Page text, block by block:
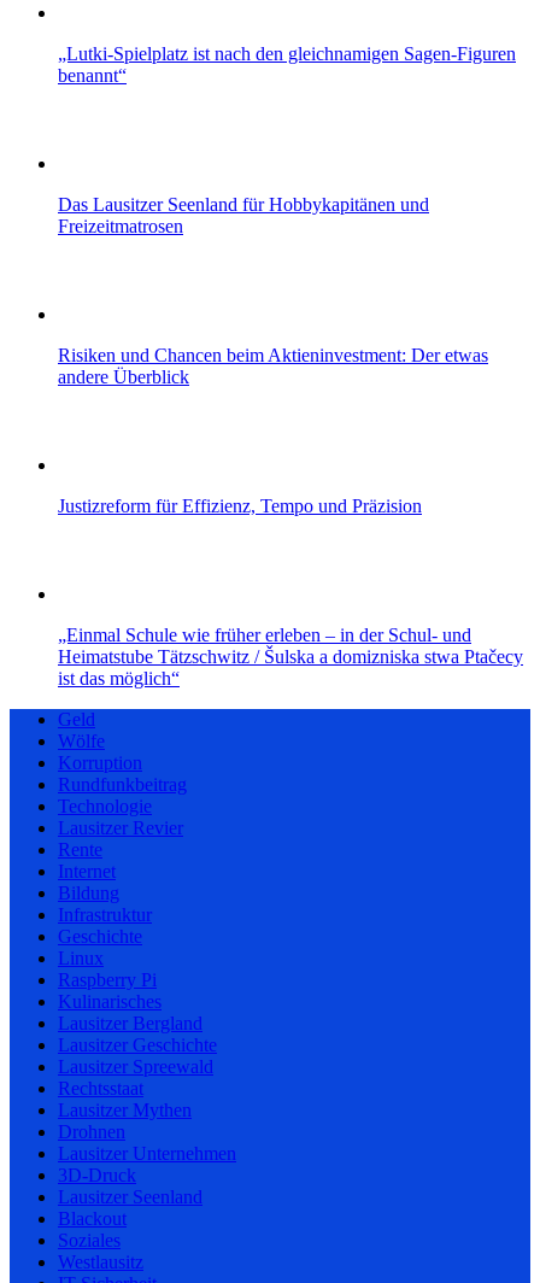
„Lutki-Spielplatz ist nach den gleichnamigen Sagen-Figuren
benannt“
Das Lausitzer Seenland für Hobbykapitänen und
Freizeitmatrosen
Risiken und Chancen beim Aktieninvestment: Der etwas
andere Überblick
Justizreform für Effizienz, Tempo und Präzision
„Einmal Schule wie früher erleben – in der Schul- und
Heimatstube Tätzschwitz / Šulska a domizniska stwa Ptačecy
ist das möglich“
Geld
Wölfe
Korruption
Rundfunkbeitrag
Technologie
Lausitzer Revier
Rente
Internet
Bildung
Infrastruktur
Geschichte
Linux
Raspberry Pi
Kulinarisches
Lausitzer Bergland
Lausitzer Geschichte
Lausitzer Spreewald
Rechtsstaat
Lausitzer Mythen
Drohnen
Lausitzer Unternehmen
3D-Druck
Lausitzer Seenland
Blackout
Soziales
Westlausitz